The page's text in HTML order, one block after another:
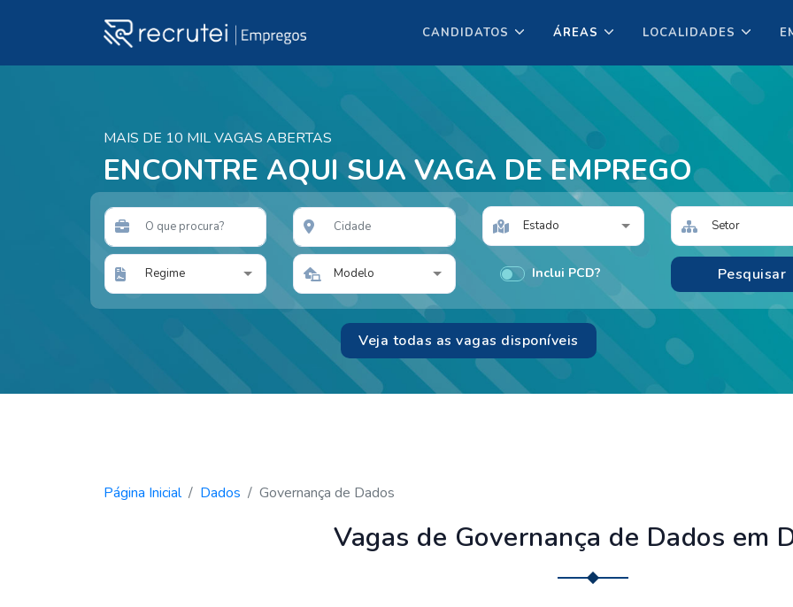
CANDIDATOS ÁREAS LOCALIDADES
MAIS DE 10 MIL VAGAS ABERTAS
ENCONTRE AQUI SUA VAGA DE EMPREGO
Estado Setor
Regime Modelo Inclui PCD?
Veja todas as vagas disponíveis
Página Inicial Dados Governança de Dados
Vagas de Governança de Dados em